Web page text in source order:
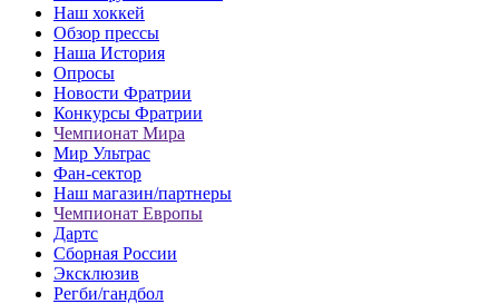
Наш хоккей
Обзор прессы
Наша История
Опросы
Новости Фратрии
Конкурсы Фратрии
Чемпионат Мира
Мир Ультрас
Фан-cектор
Наш магазин/партнеры
Чемпионат Европы
Дартс
Сборная России
Эксклюзив
Регби/гандбол